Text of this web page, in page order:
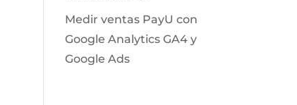
Medir ventas PayU con
Google Analytics GA4 y
Google Ads